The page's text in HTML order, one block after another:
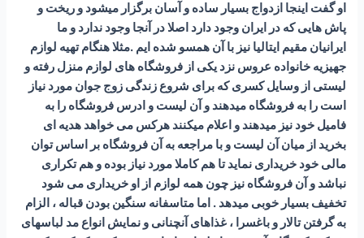
او گفت اینجا ازدواج بسیار ساده و آسان برگزار میشود و ریخت و
پاش هایی که در ایران وجود دارد اصلا در آنجا وجود ندارد و ما
ایرانیان مقیم ایتالیا نیز با آن همسو شده ایم .مثلا هنگام تهیه لوازم
جهیزیه خانواده عروس نزد یکی از فروشگاه های لوازم منزل رفته و
لیستی از وسایل کسری که برای شروع زندگی زوج جوان مورد نیاز
است را به فروشگاه میدهند و آن لیست و ادرس فروشگاه را به
فامیل خود نیز میدهند و اعلام میکنند هرکس می خواهد هدیه ای
بخرید از میان آن لیست و با مراجعه به آن فروشگاه بر اساس توان
مالی خود خریداری نماید تا هم کاملا مورد نیاز بوده و هم تکراری
نباشد و آن فروشگاه نیز چون همه لوازم از او خریداری می شود
تخفیف بسیار خوبی میدهد . اما متاسفانه سنگین بودن قباله ، الزام
به گرفتن تالار و باغسرا ، غذاهای آنچنانی و نمایش انواع مد لباسهای